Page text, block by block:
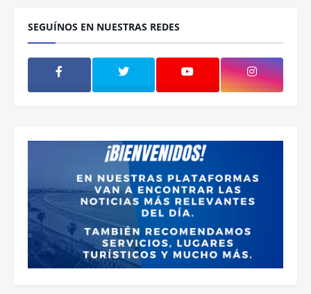
SEGUÍNOS EN NUESTRAS REDES